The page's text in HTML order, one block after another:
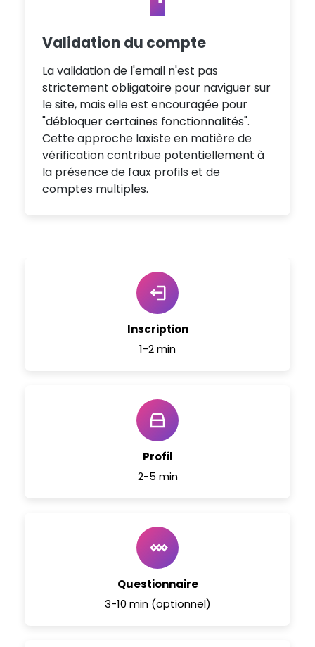
Validation du compte
La validation de l'email n'est pas
strictement obligatoire pour naviguer sur
le site, mais elle est encouragée pour
"débloquer certaines fonctionnalités".
Cette approche laxiste en matière de
vérification contribue potentiellement à
la présence de faux profils et de
comptes multiples.
Inscription
1-2 min
Profil
2-5 min
Questionnaire
3-10 min (optionnel)